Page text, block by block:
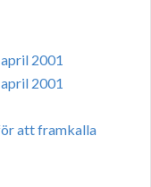
2001
2001
att framkalla